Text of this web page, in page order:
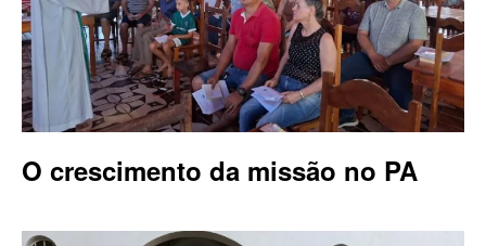
O crescimento da missão no PA